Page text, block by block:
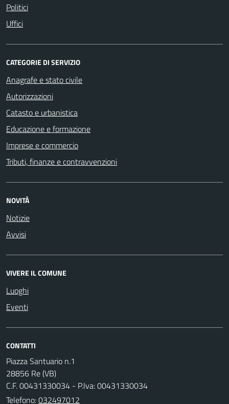
Politici
Uffici
CATEGORIE DI SERVIZIO
Anagrafe e stato civile
Autorizzazioni
Catasto e urbanistica
Educazione e formazione
Imprese e commercio
Tributi, finanze e contravvenzioni
NOVITÀ
Notizie
Avvisi
VIVERE IL COMUNE
Luoghi
Eventi
CONTATTI
Piazza Santuario n.1
28856 Re (VB)
C.F. 00431330034 - P.Iva: 00431330034
Telefono:032497012